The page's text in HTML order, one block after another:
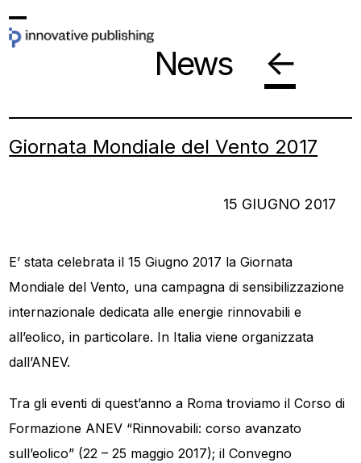
toOpen
Close
News ←
Giornata Mondiale del Vento 2017
15 GIUGNO 2017
E’ stata celebrata il 15 Giugno 2017 la Giornata
Mondiale del Vento, una campagna di sensibilizzazione
internazionale dedicata alle energie rinnovabili e
all’eolico, in particolare. In Italia viene organizzata
dall’ANEV.
Tra gli eventi di quest’anno a Roma troviamo il Corso di
Formazione ANEV “Rinnovabili: corso avanzato
sull’eolico” (22 – 25 maggio 2017); il Convegno